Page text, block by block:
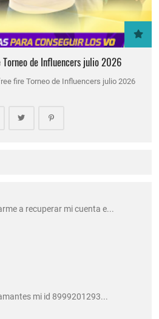
Torneo de Influencers julio 2026
fire Torneo de Influencers julio 2026
a recuperar mi cuenta e...
mi id 8999201293...